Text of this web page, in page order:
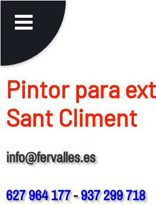
Pintor para
Sant Climent
info@fervalles.es
627 964 177-937 299 718